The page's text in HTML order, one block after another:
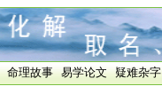
命理故事 易学论文 疑难杂字